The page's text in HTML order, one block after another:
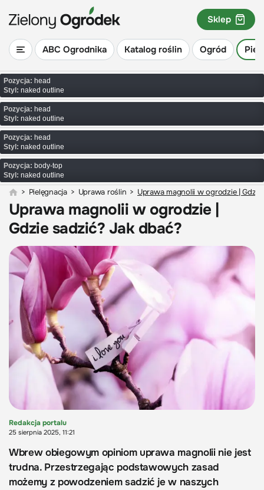
Pozycja: head
Styl: naked outline
Pozycja: head
Styl: naked outline
Pozycja: head
Styl: naked outline
Pozycja: body-top
Styl: naked outline
ABC Ogrodnika Katalog roślin Ogród
Sklep
> Pielęgnacja > Uprawa roślin > Uprawa magnolii w ogrodzie |
Uprawa magnolii w ogrodzie |
Gdzie sadzić? Jak dbać?
Redakcja portalu
25 sierpnia 2025, 11:21
Wbrew obiegowym opiniom uprawa magnolii nie jest
trudna. Przestrzegając podstawowych zasad
możemy z powodzeniem sadzić je w naszych